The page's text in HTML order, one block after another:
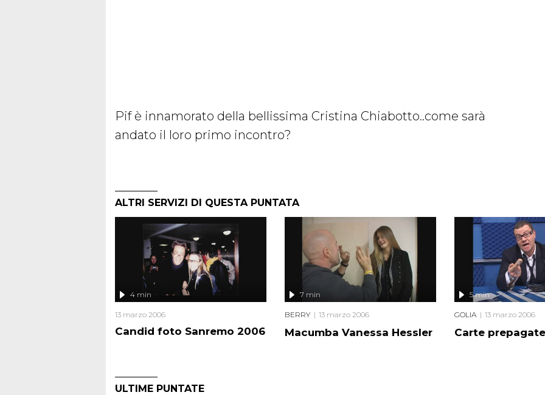
Pif è innamorato della bellissima Cristina Chiabotto..come sarà
andato il loro primo incontro?
ALTRI SERVIZI DI QUESTA PUNTATA
Candid foto Sanremo 2006
4 min
13 marzo 2006
Macumba Vanessa Hessler
7 min
BERRY 13 marzo 2006
Carte
5 min
GOLIA 13 marzo 2006
ULTIME PUNTATE